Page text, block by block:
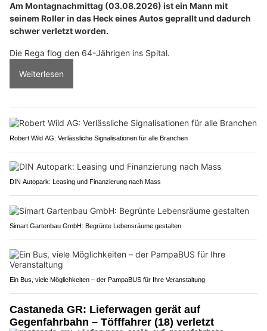
Am Montagnachmittag (03.08.2026) ist ein Mann mit
seinem Roller in das Heck eines Autos geprallt und dadurch
schwer verletzt worden.
Die Rega flog den 64-Jährigen ins Spital.
Weiterlesen
Robert Wild AG: Verlässliche Signalisationen für alle Branchen
DIN Autopark: Leasing und Finanzierung nach Mass
Simart Gartenbau GmbH: Begrünte Lebensräume gestalten
Ein Bus, viele Möglichkeiten – der PampaBUS für Ihre Veranstaltung
Castaneda GR: Lieferwagen gerät auf
Gegenfahrbahn – Töfffahrer (18) verletzt